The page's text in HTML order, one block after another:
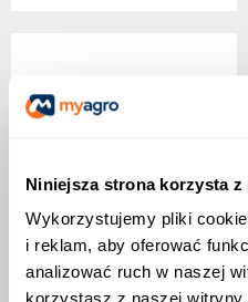
Niniejsza strona korzysta
Wykorzystujemy pliki
i reklam, aby oferować
analizować ruch w naszej